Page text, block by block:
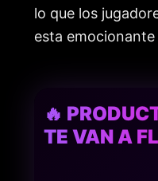
lo que los
esta
🔥
TE VAN A